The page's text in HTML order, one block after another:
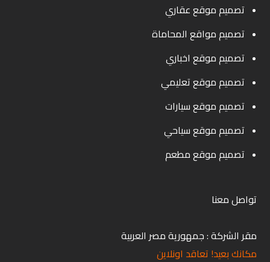
تصميم موقع عقاري
تصميم مواقع المحاماة
تصميم موقع اخباري
تصميم موقع تعليمي
تصميم موقع سيارات
تصميم موقع سياحي
تصميم موقع مطعم
تواصل معنا
مقر الشركة : جمهورية مصر العربية
مكانك بعيد! تعاقد اونلاين